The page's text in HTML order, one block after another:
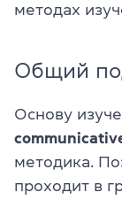
методах
Общий
Основу
методика.
проходит в